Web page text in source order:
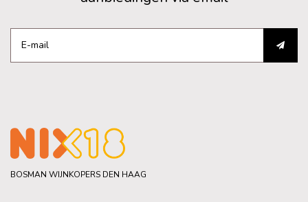
BOSMAN WIJNKOPERS DEN HAAG